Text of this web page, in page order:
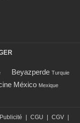
Beyazperde Turquie
México Mexique
Publicité CGU CGV